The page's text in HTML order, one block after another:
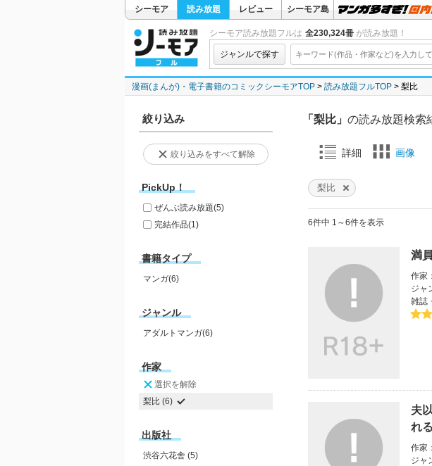
シーモア 読み放題 レビュー シーモア島
シーモア読み放題フルは 全230,324冊 が読み放題！
ジャンルで探す
漫画(まんが)・電子書籍のコミックシーモアTOP 読み放題フルTOP 梨比
絞り込み
絞り込みをすべて解除
PickUp！
ぜんぶ読み放題(5)
完結作品(1)
書籍タイプ
マンガ(6)
ジャンル
アダルトマンガ(6)
作家
選択を解除
梨比 (6)
出版社
渋谷六花舎 (5)
「梨比」 の読み放題検索
詳細 画像
梨比
6件中 1～6件を表示
満
作家：
ジャ
雑誌
夫
れ
作家：
ジャ